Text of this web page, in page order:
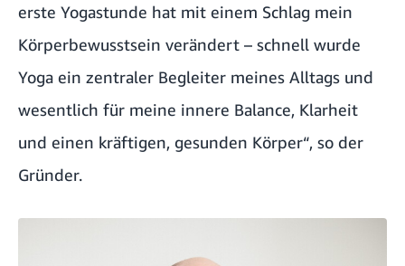
erste Yogastunde hat mit einem Schlag mein
Körperbewusstsein verändert – schnell wurde
Yoga ein zentraler Begleiter meines Alltags und
wesentlich für meine innere Balance, Klarheit
und einen kräftigen, gesunden Körper“, so der
Gründer.